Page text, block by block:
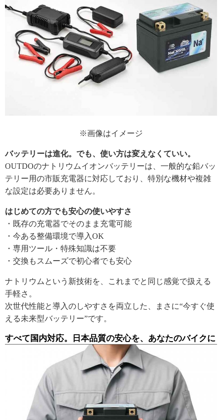
※画像はイメージ
バッテリーは進化。でも、使い方は変えなくていい。
OUTDOのナトリウムイオンバッテリーは、一般的な鉛バッ
テリー用の市販充電器に対応しており、特別な機材や複雑
な設定は必要ありません。
はじめての方でも安心の使いやすさ
・既存の充電器でそのまま充電可能
・今ある整備環境で導入OK
・専用ツール・特殊知識は不要
・交換もスムーズで初心者でも安心
ナトリウムという新技術を、これまでと同じ感覚で扱える
手軽さ。
次世代性能と導入のしやすさを両立した、まさに“今すぐ使
える未来型バッテリー”です。
すべて国内対応。日本品質の安心を、あなたのバイクに